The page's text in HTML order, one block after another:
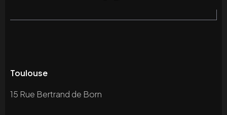
Toulouse
15 Rue Bertrand de Born